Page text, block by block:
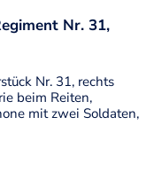
Nr. 31,
Nr. 31, rechts
beim Reiten,
mit zwei Soldaten,